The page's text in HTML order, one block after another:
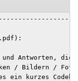
Antworten, die im
/ Bildern /
ein kurzes